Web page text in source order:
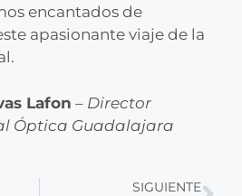
encantados de
apasionante viaje de la
Lafon – Director
Óptica Guadalajara
SIGUIENTE